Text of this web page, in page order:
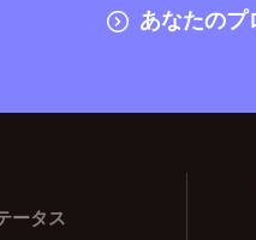
あなたの
ータス